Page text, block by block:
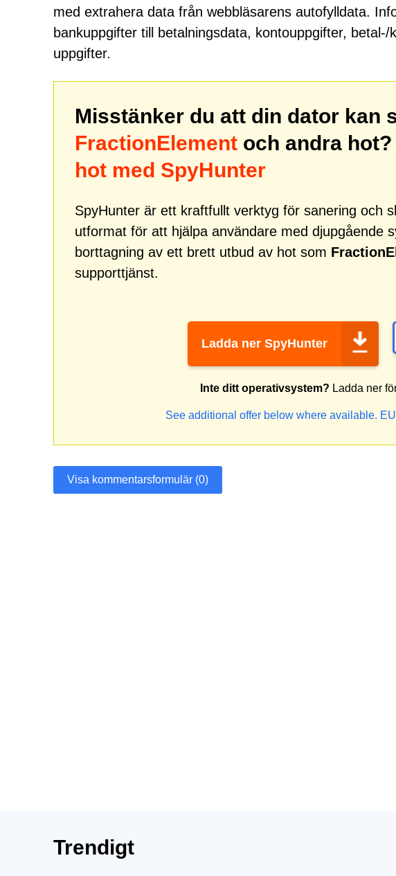
med extrahera data från webbläsarens autofylldata.
bankuppgifter till betalningsdata, kontouppgifter,
uppgifter.
Misstänker du att din dator kan
FractionElement och andra hot?
hot med SpyHunter
SpyHunter är ett kraftfullt verktyg för sanering och
utformat för att hjälpa användare med djupgående
borttagning av ett brett utbud av hot som
supporttjänst.
Ladda ner SpyHunter
Inte ditt operativsystem? Ladda ner
See additional offer below where available.
Visa kommentarsformulär (0)
Trendigt